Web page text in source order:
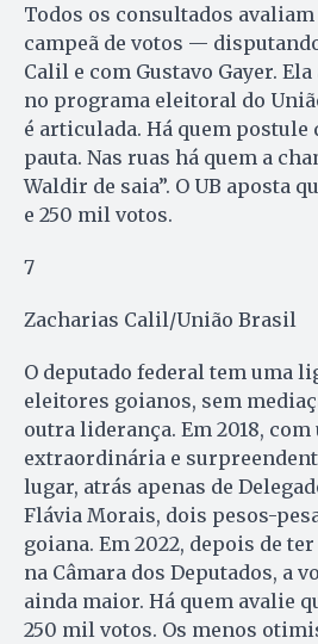
Todos os consultados avaliam
campeã de votos —
Calil e com Gustavo Gayer.
no programa eleitoral do
é articulada. Há quem postule
pauta. Nas ruas há quem a
Waldir de saia”. O UB aposta
e 250 mil votos.
7
Zacharias Calil/União Brasil
O deputado federal tem uma
eleitores goianos, sem
outra liderança. Em 2018, com
extraordinária e
lugar, atrás apenas de
Flávia Morais, dois pesos-
goiana. Em 2022, depois de
na Câmara dos Deputados, a
ainda maior. Há quem avalie
250 mil votos. Os menos